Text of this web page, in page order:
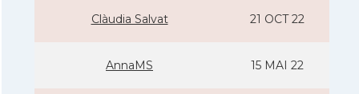
Clàudia Salvat 21 OCT 22
AnnaMS 15 MAI 22